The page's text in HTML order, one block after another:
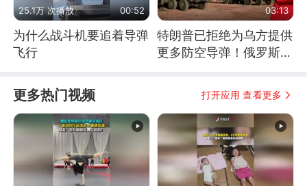
25.1万 次播放 00:52
为什么战斗机要追着导弹
飞行
03:13
特朗普已拒绝为乌方提供
更多防空导弹！俄罗斯抓
更多热门视频 打开应用 查看更多